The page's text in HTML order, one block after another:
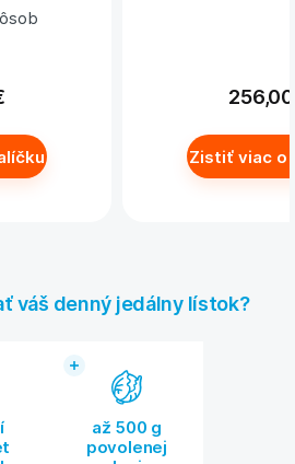
Zistiť viac o
váš denný jedálny lístok?
až 500 g
povolenej